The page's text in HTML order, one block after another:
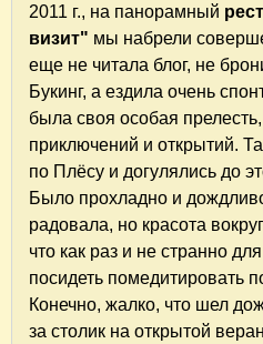
2011 г., на панорамный
визит" мы набрели
еще не читала блог, не
Букинг, а ездила очень
была своя особая
приключений и открытий.
по Плёсу и догулялись до
Было прохладно и
радовала, но красота
что как раз и не странно
посидеть помедитировать
Конечно, жалко, что шел
за столик на открытой